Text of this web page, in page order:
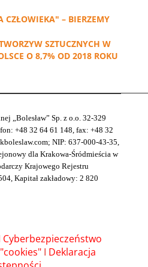
CZŁOWIEKA" – BIERZEMY
SZTUCZNYCH W
O 8,7% OD 2018 ROKU
„Bolesław” Sp. z o.o. 32-329
+48 32 64 61 148, fax: +48 32
NIP: 637-000-43-35,
dla Krakowa-Śródmieścia w
Krajowego Rejestru
Kapitał zakładowy: 2 820
Cyberbezpieczeństwo
I Deklaracja